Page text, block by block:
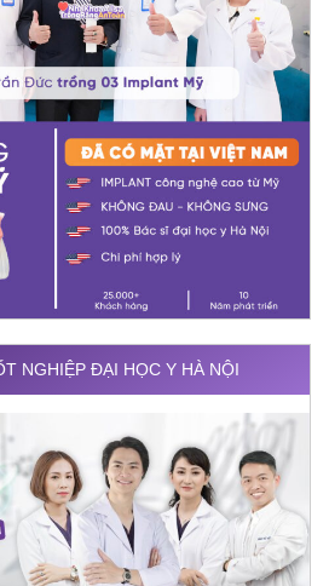
NGHIỆP ĐẠI HỌC Y HÀ NỘI